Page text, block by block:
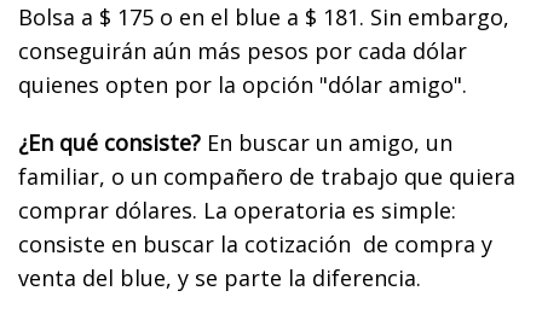
Bolsa a $ 175 o en el blue a $ 181. Sin embargo,
conseguirán aún más pesos por cada dólar
quienes opten por la opción "dólar amigo".
¿En qué consiste? En buscar un amigo, un
familiar, o un compañero de trabajo que quiera
comprar dólares. La operatoria es simple:
consiste en buscar la cotización de compra y
venta del blue, y se parte la diferencia.